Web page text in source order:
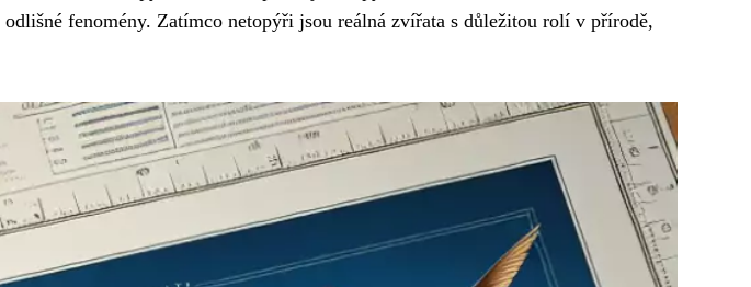
fenomény. Zatímco netopýři jsou reálná zvířata s důležitou rolí v přírodě,